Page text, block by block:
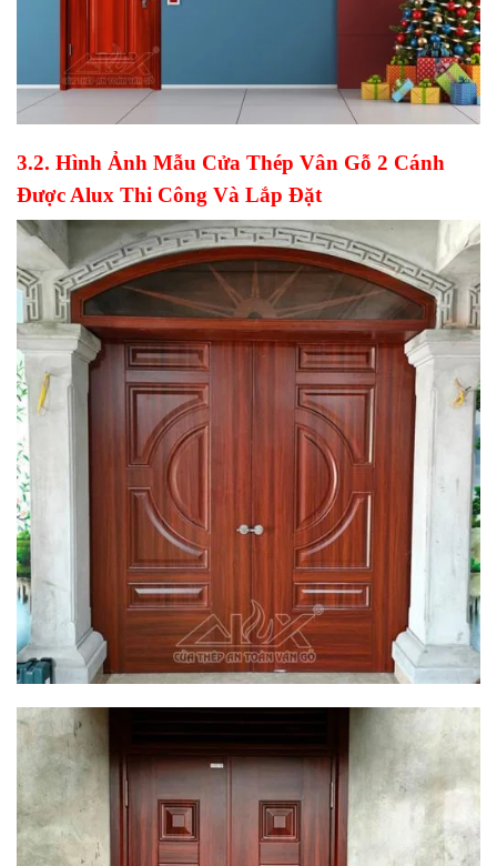
3.2. Hình Ảnh Mẫu Cửa Thép Vân Gỗ 2 Cánh
Được Alux Thi Công Và Lắp Đặt